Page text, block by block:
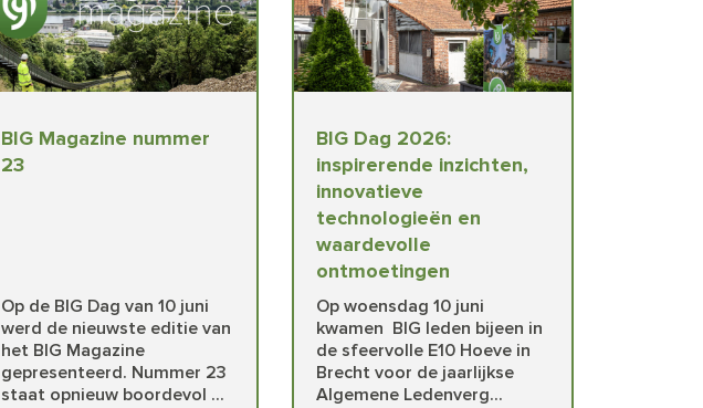
BIG Magazine nummer
23
Op de BIG Dag van 10 juni
werd de nieuwste editie van
het BIG Magazine
gepresenteerd. Nummer 23
staat opnieuw boordevol ...
BIG Dag 2026:
inspirerende inzichten,
innovatieve
technologieën en
waardevolle
ontmoetingen
Op woensdag 10 juni
kwamen BIG leden bijeen in
de sfeervolle E10 Hoeve in
Brecht voor de jaarlijkse
Algemene Ledenverg...